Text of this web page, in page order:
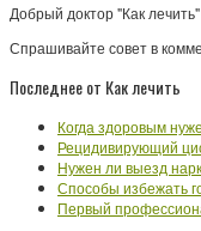
Добрый доктор "Как лечить"
Спрашивайте совет в
Последнее от Как лечить
Когда здоровым
Рецидивирующий
Нужен ли выезд
Способы избежать
Первый